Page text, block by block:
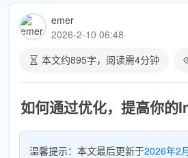
emer
2026-2-10 06:48
本文约895字，阅读需4分钟
如何通过优化，提高你的
温馨提示：本文最后更新于2026年2